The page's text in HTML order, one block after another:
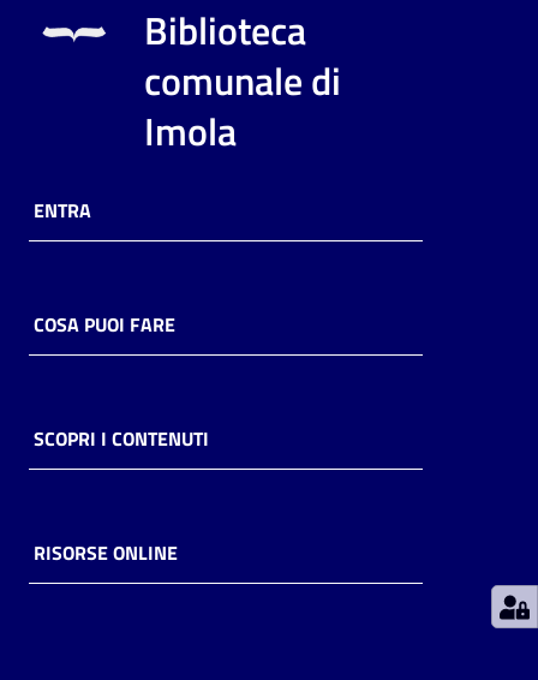
contenuti
Casa
Piani
Archivio
storico
Patto
Biblioteca
comunale di
Imola
ENTRA
COSA PUOI FARE
SCOPRI I CONTENUTI
RISORSE ONLINE